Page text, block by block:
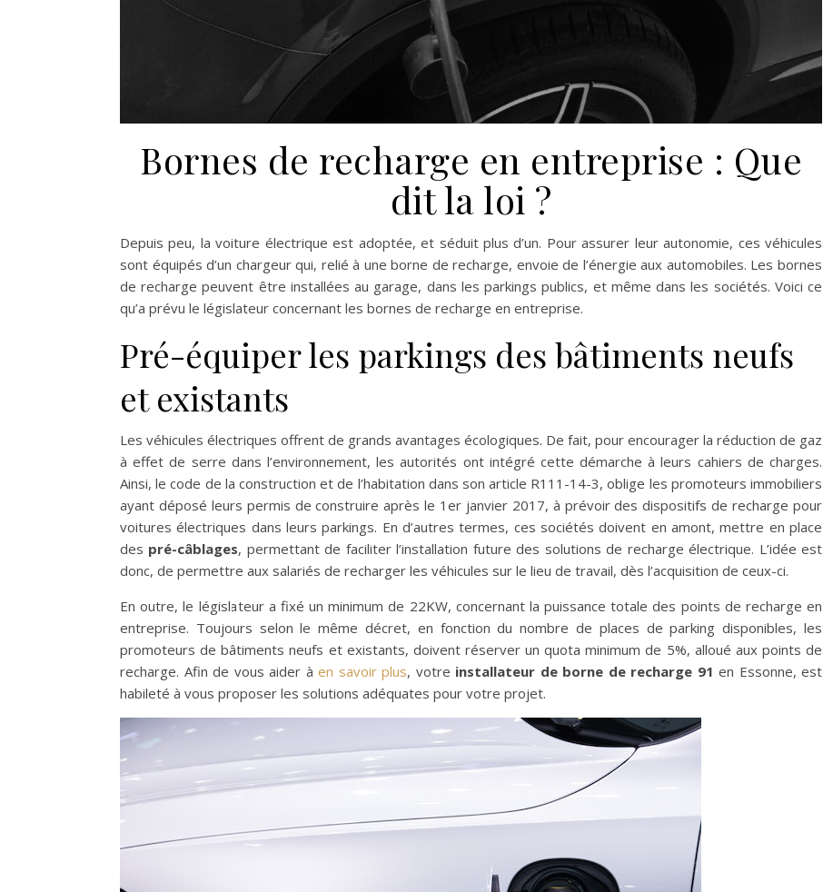
Bornes de recharge en entreprise : Que
dit la loi ?
Depuis peu, la voiture électrique est adoptée, et séduit plus d’un. Pour assurer leur autonomie, ces véhicules
sont équipés d’un chargeur qui, relié à une borne de recharge, envoie de l’énergie aux automobiles. Les bornes
de recharge peuvent être installées au garage, dans les parkings publics, et même dans les sociétés. Voici ce
qu’a prévu le législateur concernant les bornes de recharge en entreprise.
Pré-équiper les parkings des bâtiments neufs
et existants
Les véhicules électriques offrent de grands avantages écologiques. De fait, pour encourager la réduction de gaz
à effet de serre dans l’environnement, les autorités ont intégré cette démarche à leurs cahiers de charges.
Ainsi, le code de la construction et de l’habitation dans son article R111-14-3, oblige les promoteurs immobiliers
ayant déposé leurs permis de construire après le 1er janvier 2017, à prévoir des dispositifs de recharge pour
voitures électriques dans leurs parkings. En d’autres termes, ces sociétés doivent en amont, mettre en place
des pré-câblages, permettant de faciliter l’installation future des solutions de recharge électrique. L’idée est
donc, de permettre aux salariés de recharger les véhicules sur le lieu de travail, dès l’acquisition de ceux-ci.
En outre, le législateur a fixé un minimum de 22KW, concernant la puissance totale des points de recharge en
entreprise. Toujours selon le même décret, en fonction du nombre de places de parking disponibles, les
promoteurs de bâtiments neufs et existants, doivent réserver un quota minimum de 5%, alloué aux points de
recharge. Afin de vous aider à en savoir plus, votre installateur de borne de recharge 91 en Essonne, est
habileté à vous proposer les solutions adéquates pour votre projet.